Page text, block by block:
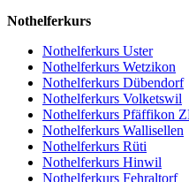
Nothelferkurs
Nothelferkurs Uster
Nothelferkurs Wetzikon
Nothelferkurs Dübendorf
Nothelferkurs Volketswil
Nothelferkurs Pfäffikon
Nothelferkurs Wallisellen
Nothelferkurs Rüti
Nothelferkurs Hinwil
Nothelferkurs Fehraltorf